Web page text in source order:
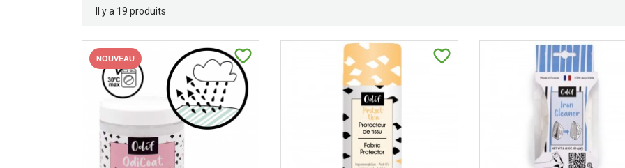
Il y a 19 produits
favorite_border
NOUVEAU favorite_border